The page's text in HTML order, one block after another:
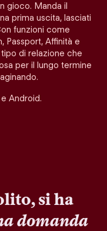
gioco. Manda il
prima uscita, lasciati
funzioni come
Passport, Affinità e
di relazione che
per il lungo termine
Android.
si ha
domanda